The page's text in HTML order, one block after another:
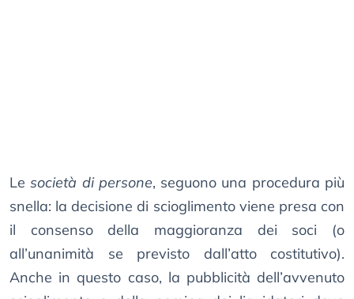
Lesocietà di persone, seguono una procedura più
snella: la decisione di scioglimento viene presa con
il consenso della maggioranza dei soci (o
all’unanimità se previsto dall’atto costitutivo).
Anche in questo caso, la pubblicità dell’avvenuto